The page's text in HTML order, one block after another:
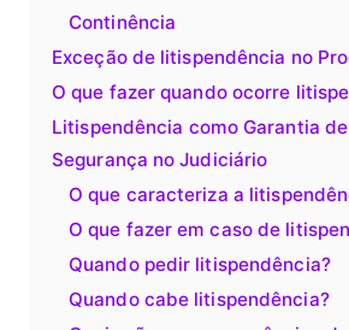
Continência
Exceção de litispendência no
O que fazer quando ocorre
Litispendência como Garantia
Segurança no Judiciário
O que caracteriza a
O que fazer em caso de
Quando pedir litispendência?
Quando cabe litispendência?